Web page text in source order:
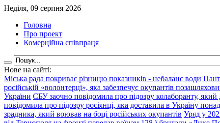
Неділя, 09 серпня 2026
Головна
Про проект
Комерційна співпраця
Нове на сайті:
Міська рада покриває різницю показників - небаланс води
російській «волонтерці», яка забезпечує окупантів
України СБУ заочно повідомила про підозру колаборанту,
повідомила про підозру росіянці, яка доставила в Україну
зрадника, який воював на боці російських окупантів Уряд у